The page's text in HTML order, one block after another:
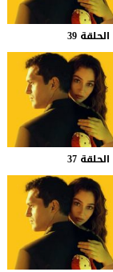
الحلقة 39
الحلقة 37